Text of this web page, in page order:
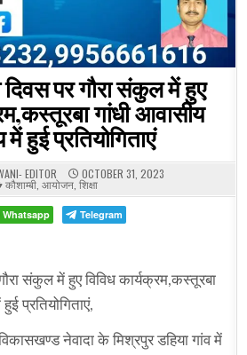
दिवस पर गौरा संकुल में हुए
गांधी आवासीय
में हुई प्रतियोगिताएं
EDITOR OCTOBER 31, 2023
POSTED
IN
कौशाम्बी, आयोजन, शिक्षा
Whatsapp Telegram
संकुल में हुए विविध कार्यक्रम,कस्तूरबा
प्रतियोगिताएं,
नेवादा के मिश्रपुर डहिया गांव में